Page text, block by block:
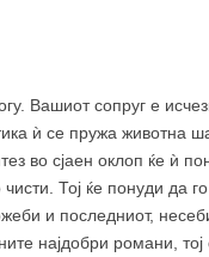
Вашиот сопруг е
ѝ се пружа животна
во сјаен оклоп ќе ѝ
Тој ќе понуди да
и последниот,
најдобри романи,